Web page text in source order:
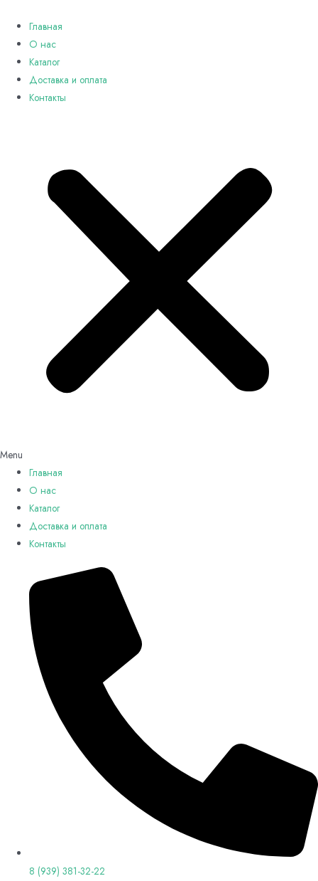
содержимому
Главная
О нас
Каталог
Доставка и оплата
Контакты
Menu
Главная
О нас
Каталог
Доставка и оплата
Контакты
8 (939) 381-32-22